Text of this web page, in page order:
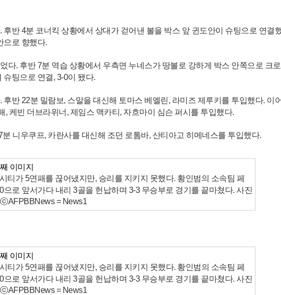
반 4분 코너킥 상황에서 상대가 걷어낸 볼을 박스 앞 귄도안이 슈팅으로 연결
으로 향했다.
다. 후반 7분 역습 상황에서 우측면 누네스가 땅볼로 강하게 박스 안쪽으로 크
팅으로 연결, 3-0이 됐다.
반 22분 밀람보, 스말을 대신해 토마스 베엘린, 라미즈 제루키를 투입했다. 이
, 케빈 더브라위너, 제임스 맥카티, 자흐마이 심슨 퍼시를 투입했다.
니우쿠프, 카란사를 대신해 조던 로톰바, 산티아고 히메네스를 투입했다.
티가 5연패를 끊어냈지만, 승리를 지키지 못했다. 황인범의 소속팀 페
으로 앞서가다 내리 3골을 헌납하며 3-3 무승부로 경기를 끝마쳤다. 사진
= News1
티가 5연패를 끊어냈지만, 승리를 지키지 못했다. 황인범의 소속팀 페
으로 앞서가다 내리 3골을 헌납하며 3-3 무승부로 경기를 끝마쳤다. 사진
= News1